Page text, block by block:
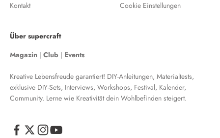
Kontakt
Cookie Einstellungen
Über supercraft
Magazin | Club | Events
Kreative Lebensfreude garantiert! DIY-Anleitungen, Materialtests,
exklusive DIY-Sets, Interviews, Workshops, Festival, Kalender,
Community. Lerne wie Kreativität dein Wohlbefinden steigert.